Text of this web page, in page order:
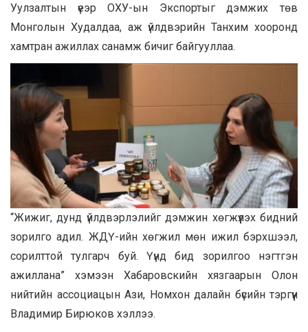
Уулзалтын үеэр ОХУ-ын Экспортыг дэмжих төв
Монголын Худалдаа, аж үйлдвэрийн Танхим хооронд
хамтран ажиллах санамж бичиг байгууллаа.
“Жижиг, дунд үйлдвэрлэлийг дэмжин хөгжүүлэх бидний
зорилго адил. ЖДҮ-ийн хөгжил мөн ижил бэрхшээл,
сорилттой тулгарч буй. Үүнд бид зорилгоо нэгтгэн
ажиллана” хэмээн Хабаровскийн хязгаарын Олон
нийтийн ассоциацын Ази, Номхон далайн бүсийн тэргүүн
Владимир Бирюков хэллээ.